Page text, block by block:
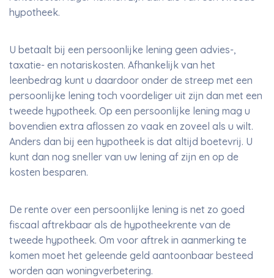
hypotheek.
U betaalt bij een persoonlijke lening geen advies-,
taxatie- en notariskosten. Afhankelijk van het
leenbedrag kunt u daardoor onder de streep met een
persoonlijke lening toch voordeliger uit zijn dan met een
tweede hypotheek. Op een persoonlijke lening mag u
bovendien extra aflossen zo vaak en zoveel als u wilt.
Anders dan bij een hypotheek is dat altijd boetevrij. U
kunt dan nog sneller van uw lening af zijn en op de
kosten besparen.
De rente over een persoonlijke lening is net zo goed
fiscaal aftrekbaar als de hypotheekrente van de
tweede hypotheek. Om voor aftrek in aanmerking te
komen moet het geleende geld aantoonbaar besteed
worden aan woningverbetering.